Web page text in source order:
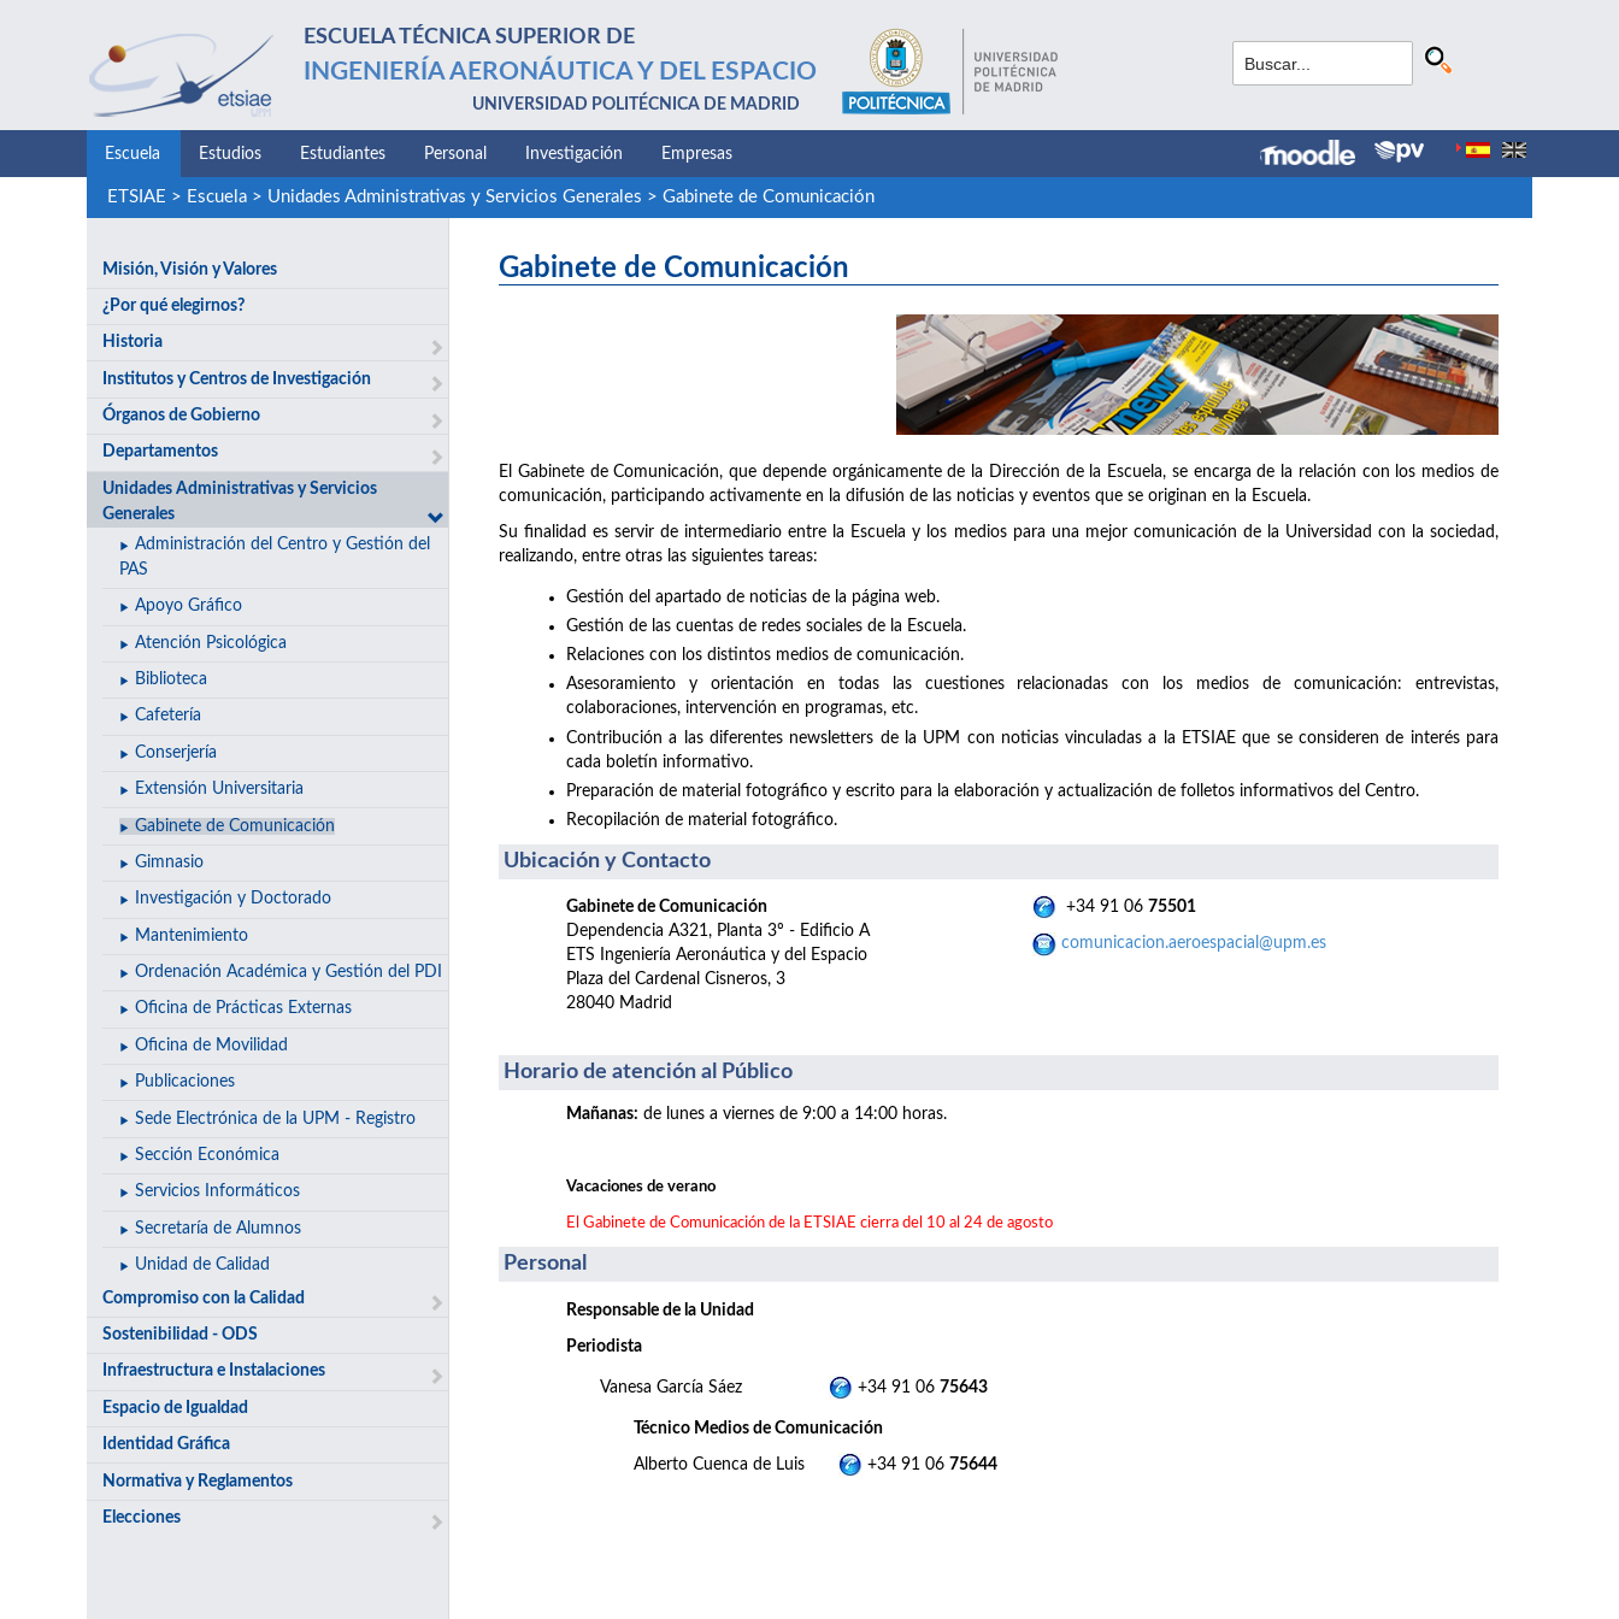
ESCUELA TÉCNICA SUPERIOR DE
INGENIERÍA AERONÁUTICA Y DEL ESPACIO
UNIVERSIDAD POLITÉCNICA DE MADRID
Escuela Estudios Estudiantes Personal Investigación Empresas
ETSIAE > Escuela> Unidades Administrativas y Servicios Generales > Gabinete de Comunicación
Misión, Visión y Valores
¿Por qué elegirnos?
Historia
Institutos y Centros de Investigación
Órganos de Gobierno
Departamentos
Unidades Administrativas y Servicios
Generales
Administración del Centro y Gestión del
PAS
Apoyo Gráfico
Atención Psicológica
Biblioteca
Cafetería
Conserjería
Extensión Universitaria
Gabinete de Comunicación
Gimnasio
Investigación y Doctorado
Mantenimiento
Ordenación Académica y Gestión del PDI
Oficina de Prácticas Externas
Oficina de Movilidad
Publicaciones
Sede Electrónica de la UPM - Registro
Sección Económica
Servicios Informáticos
Secretaría de Alumnos
Unidad de Calidad
Compromiso con la Calidad
Sostenibilidad - ODS
Infraestructura e Instalaciones
Espacio de Igualdad
Identidad Gráfica
Normativa y Reglamentos
Elecciones
Gabinete de Comunicación
El Gabinete de Comunicación, que depende orgánicamente de la Dirección de la Escuela, se encarga de la relación con los medios de
comunicación, participando activamente en la difusión de las noticias y eventos que se originan en la Escuela.
Su finalidad es servir de intermediario entre la Escuela y los medios para una mejor comunicación de la Universidad con la sociedad,
realizando, entre otras las siguientes tareas:
Gestión del apartado de noticias de la página web.
Gestión de las cuentas de redes sociales de la Escuela.
Relaciones con los distintos medios de comunicación.
Asesoramiento y orientación en todas las cuestiones relacionadas con los medios de comunicación: entrevistas,
colaboraciones, intervención en programas, etc.
Contribución a las diferentes newsletters de la UPM con noticias vinculadas a la ETSIAE que se consideren de interés para
cada boletín informativo.
Preparación de material fotográfico y escrito para la elaboración y actualización de folletos informativos del Centro.
Recopilación de material fotográfico.
Ubicación y Contacto
Gabinete de Comunicación
Dependencia A321, Planta 3º - Edificio A
ETS Ingeniería Aeronáutica y del Espacio
Plaza del Cardenal Cisneros, 3
28040 Madrid
+34 91 06 75501
comunicacion.aeroespacial@upm.es
Horario de atención al Público
Mañanas: de lunes a viernes de 9:00 a 14:00 horas.
Vacaciones de verano
El Gabinete de Comunicación de la ETSIAE cierra del 10 al 24 de agosto
Personal
Responsable de la Unidad
Periodista
Vanesa García Sáez +34 91 06 75643
Técnico Medios de Comunicación
Alberto Cuenca de Luis +34 91 06 75644